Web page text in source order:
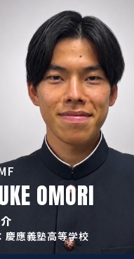
OMORI
慶應義塾高等学校